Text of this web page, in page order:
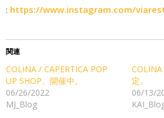
: https://www.instagram.com/
関連
COLINA / CAPERTICA POP
UP SHOP、開催中。
06/26/2022
MJ_Blog
定。
06/13/